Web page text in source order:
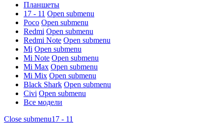
Планшеты
17 - 11 Open submenu
Poco Open submenu
Redmi Open submenu
Redmi Note Open submenu
Mi Open submenu
Mi Note Open submenu
Mi Max Open submenu
Mi Mix Open submenu
Black Shark Open submenu
Civi Open submenu
Все модели
Close submenu17 - 11